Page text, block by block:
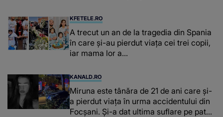
suspecți
KFETELE.RO
A trecut un an de la tragedia din Spania
în care și-au pierdut viața cei trei copii,
iar mama lor a…
KANALD.RO
Miruna este tânăra de 21 de ani care și-
a pierdut viața în urma accidentului din
Focșani. Și-a dat ultima suflare pe patul